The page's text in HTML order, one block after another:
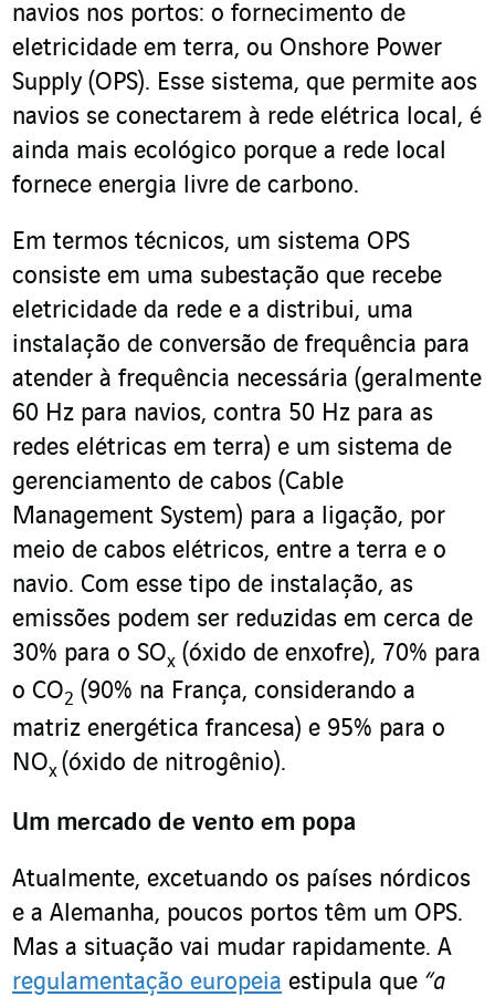
navios nos portos: o fornecimento de
eletricidade em terra, ou Onshore Power
Supply (OPS). Esse sistema, que permite aos
navios se conectarem à rede elétrica local, é
ainda mais ecológico porque a rede local
fornece energia livre de carbono.
Em termos técnicos, um sistema OPS
consiste em uma subestação que recebe
eletricidade da rede e a distribui, uma
instalação de conversão de frequência para
atender à frequência necessária (geralmente
60 Hz para navios, contra 50 Hz para as
redes elétricas em terra) e um sistema de
gerenciamento de cabos (Cable
Management System) para a ligação, por
meio de cabos elétricos, entre a terra e o
navio. Com esse tipo de instalação, as
emissões podem ser reduzidas em cerca de
30% para o SOx (óxido de enxofre), 70% para
o CO2 (90% na França, considerando a
matriz energética francesa) e 95% para o
NOx (óxido de nitrogênio).
Um mercado de vento em popa
Atualmente, excetuando os países nórdicos
e a Alemanha, poucos portos têm um OPS.
Mas a situação vai mudar rapidamente. A
regulamentação europeia estipula que “a